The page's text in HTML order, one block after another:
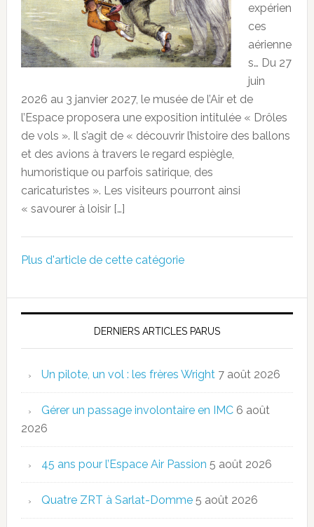
expérien
ces
aérienne
s… Du 27
juin
2026 au 3 janvier 2027, le musée de l’Air et de
l’Espace proposera une exposition intitulée « Drôles
de vols ». Il s’agit de « découvrir l’histoire des ballons
et des avions à travers le regard espiègle,
humoristique ou parfois satirique, des
caricaturistes ». Les visiteurs pourront ainsi
« savourer à loisir […]
Plus d'article de cette catégorie
DERNIERS ARTICLES PARUS
Un pilote, un vol : les frères Wright 7 août 2026
Gérer un passage involontaire en IMC 6 août
2026
45 ans pour l’Espace Air Passion 5 août 2026
Quatre ZRT à Sarlat-Domme 5 août 2026